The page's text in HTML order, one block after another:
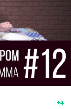
+4